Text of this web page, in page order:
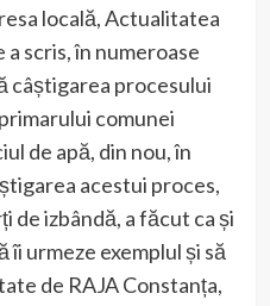
locală, Actualitatea
scris, în numeroase
câștigarea procesului
comunei
de apă, din nou, în
acestui proces,
de izbândă, a făcut ca și
îi urmeze exemplul și să
de RAJA Constanța,